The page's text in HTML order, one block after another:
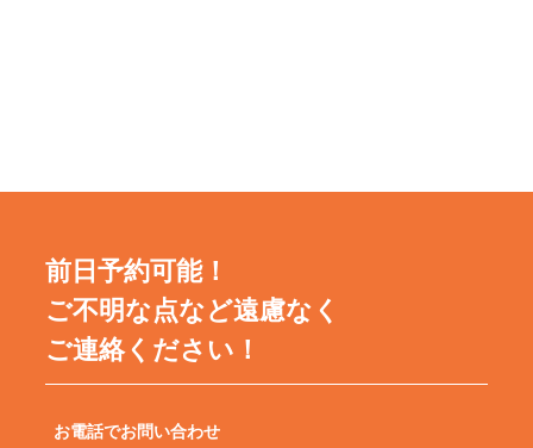
前日予約可能！
ご不明な点など遠慮なく
ご連絡ください！
お電話でお問い合わせ